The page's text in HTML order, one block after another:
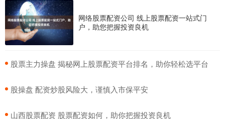
网络股票配资公司 线上股票配资一站式门
户，助您把握投资良机
​股票主力操盘 揭秘网上股票配资平台排名，助你轻松选平台
​股操盘 配资炒股风险大，谨慎入市保平安
​山西股票配资 股票配资如何，助你把握投资良机